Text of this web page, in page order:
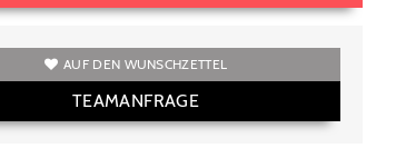
AUF DEN WUNSCHZETTEL
TEAMANFRAGE